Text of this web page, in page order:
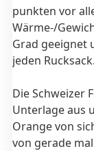
punkten vor
Wärme-/
Grad geeignet
jeden Rucksack.
Die Schweizer
Unterlage aus
Orange von
von gerade